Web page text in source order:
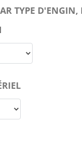
TYPE D'ENGIN,